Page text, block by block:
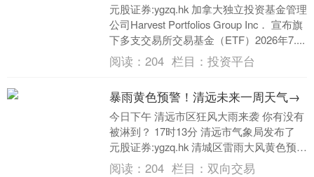
元股证券:ygzq.hk 加拿大独立投资基金管理
公司Harvest Portfolios Group Inc． 宣布旗
下多支交易所交易基金（ETF）2026年7....
阅读： 204 栏目： 投资平台
暴雨黄色预警！清远未来一周天气→
今日下午 清远市区狂风大雨来袭 你有没有
被淋到？ 17时13分 清远市气象局发布了
元股证券:ygzq.hk 清城区雷雨大风黄色预警
信号 广东已经进入强对流天气....
阅读： 204 栏目： 双向交易